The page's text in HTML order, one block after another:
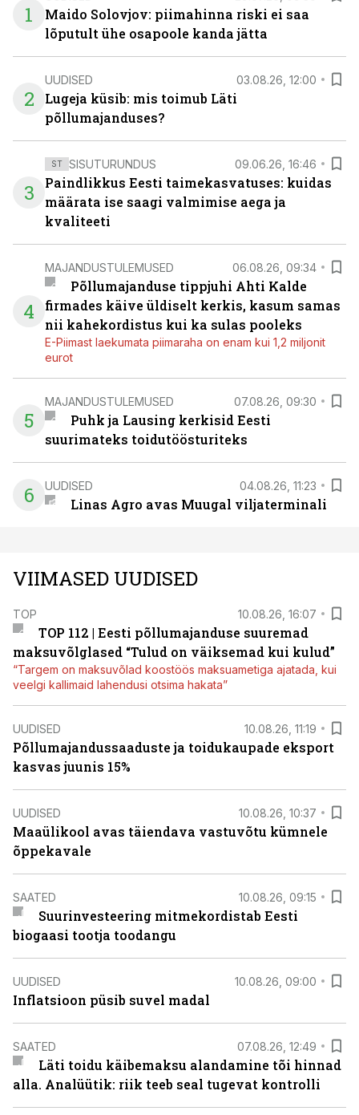
1
Maido Solovjov: piimahinna riski ei saa
lõputult ühe osapoole kanda jätta
2
UUDISED 03.08.26, 12:00
Lugeja küsib: mis toimub Läti
põllumajanduses?
3
ST SISUTURUNDUS 09.06.26, 16:46
Paindlikkus Eesti taimekasvatuses: kuidas
määrata ise saagi valmimise aega ja
kvaliteeti
4
MAJANDUSTULEMUSED 06.08.26, 09:34
Põllumajanduse tippjuhi Ahti Kalde
firmades käive üldiselt kerkis, kasum samas
nii kahekordistus kui ka sulas pooleks
E-Piimast laekumata piimaraha on enam kui 1,2 miljonit
eurot
5
MAJANDUSTULEMUSED 07.08.26, 09:30
Puhk ja Lausing kerkisid Eesti
suurimateks toidutöösturiteks
6 UUDISED 04.08.26, 11:23
Linas Agro avas Muugal viljaterminali
VIIMASED UUDISED
TOP 10.08.26, 16:07
TOP 112 | Eesti põllumajanduse suuremad
maksuvõlglased “Tulud on väiksemad kui kulud”
“Targem on maksuvõlad koostöös maksuametiga ajatada, kui
veelgi kallimaid lahendusi otsima hakata”
UUDISED 10.08.26, 11:19
Põllumajandussaaduste ja toidukaupade eksport
kasvas juunis 15%
UUDISED 10.08.26, 10:37
Maaülikool avas täiendava vastuvõtu kümnele
õppekavale
SAATED 10.08.26, 09:15
Suurinvesteering mitmekordistab Eesti
biogaasi tootja toodangu
UUDISED 10.08.26, 09:00
Inflatsioon püsib suvel madal
SAATED 07.08.26, 12:49
Läti toidu käibemaksu alandamine tõi hinnad
alla. Analüütik: riik teeb seal tugevat kontrolli